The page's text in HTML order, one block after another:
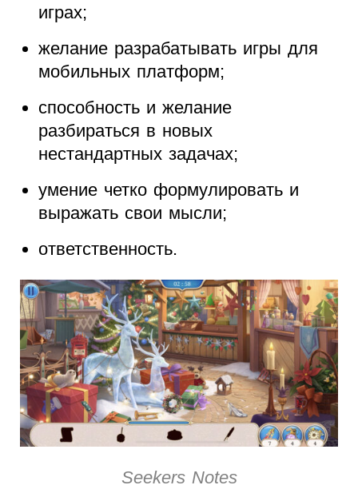
играх;
желание разрабатывать игры для
мобильных платформ;
способность и желание
разбираться в новых
нестандартных задачах;
умение четко формулировать и
выражать свои мысли;
ответственность.
Seekers Notes